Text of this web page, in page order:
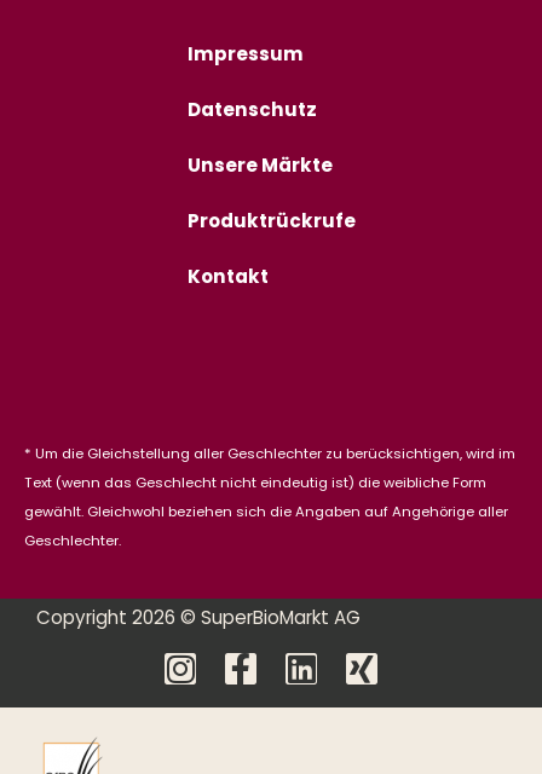
Impressum
Datenschutz
Unsere Märkte
Produktrückrufe
Kontakt
* Um die Gleichstellung aller Geschlechter zu berücksichtigen, wird im
Text (wenn das Geschlecht nicht eindeutig ist) die weibliche Form
gewählt. Gleichwohl beziehen sich die Angaben auf Angehörige aller
Geschlechter.
Copyright 2026 © SuperBioMarkt AG